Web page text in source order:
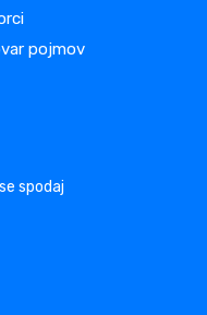
pojmov
spodaj